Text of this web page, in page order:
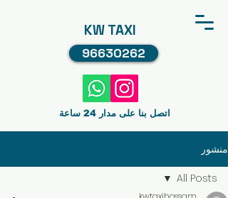
KW TAXI
96630262
اتصل بنا على مدار 24 ساعة
منشور
All Posts